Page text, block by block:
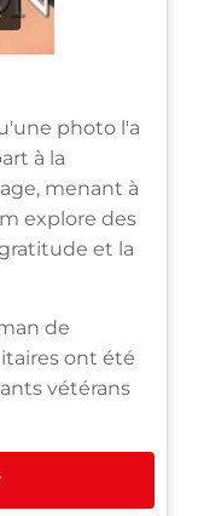
photo l'a
à la
menant à
explore des
et la
de
ont été
vétérans